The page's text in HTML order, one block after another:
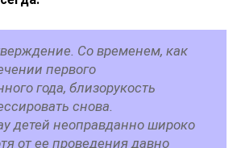
Со временем, как
первого
года, близорукость
снова.
детей неоправданно широко
от ее проведения давно